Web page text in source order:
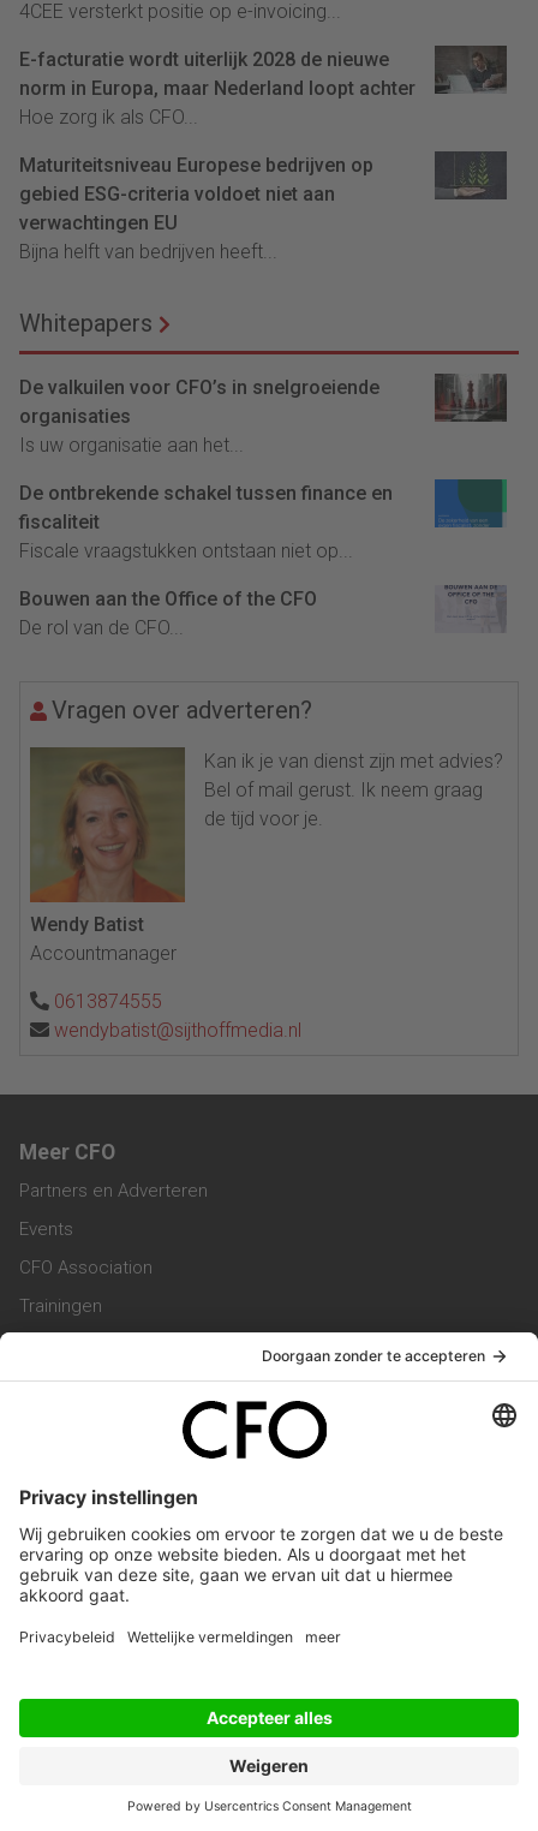
4CEE versterkt positie op e-invoicing...
E-facturatie wordt uiterlijk 2028 de nieuwe
norm in Europa, maar Nederland loopt achter
Hoe zorg ik als CFO...
Maturiteitsniveau Europese bedrijven op
gebied ESG-criteria voldoet niet aan
verwachtingen EU
Bijna helft van bedrijven heeft...
Whitepapers
De valkuilen voor CFO’s in snelgroeiende
organisaties
Is uw organisatie aan het...
De ontbrekende schakel tussen finance en
fiscaliteit
Fiscale vraagstukken ontstaan niet op...
Bouwen aan the Office of the CFO
De rol van de CFO...
Vragen over adverteren?
Kan ik je van dienst zijn met advies?
Bel of mail gerust. Ik neem graag
de tijd voor je.
Wendy Batist
Accountmanager
0613874555
wendybatist@sijthoffmedia.nl
Meer CFO
Partners en Adverteren
Events
CFO Association
Trainingen
Vacatures
Service & Contact
Werken bij ons
Privacy Statement
Algemene Voorwaarden